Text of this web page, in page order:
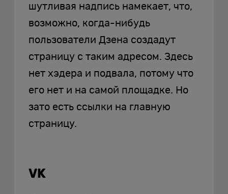
шутливая надпись намекает, что,
возможно, когда-нибудь
пользователи Дзена создадут
страницу с таким адресом. Здесь
нет хэдера и подвала, потому что
его нет и на самой площадке. Но
зато есть ссылки на главную
страницу.
VK